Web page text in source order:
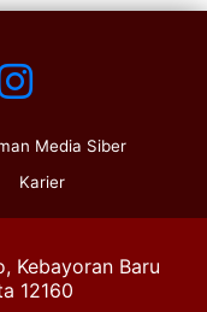
Media Siber
Karier
Kebayoran Baru
12160